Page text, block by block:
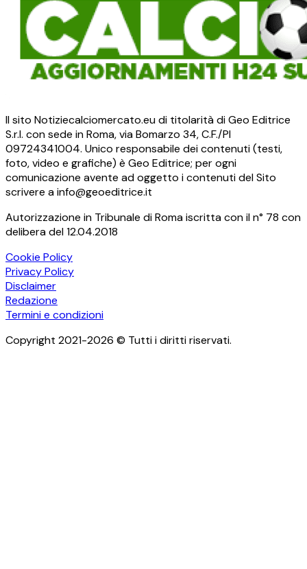
Il sito Notiziecalciomercato.eu di titolarità di Geo Editrice
S.r.l. con sede in Roma, via Bomarzo 34, C.F./PI
09724341004. Unico responsabile dei contenuti (testi,
foto, video e grafiche) è Geo Editrice; per ogni
comunicazione avente ad oggetto i contenuti del Sito
scrivere a info@geoeditrice.it
Autorizzazione in Tribunale di Roma iscritta con il n° 78 con
delibera del 12.04.2018
Cookie Policy
Privacy Policy
Disclaimer
Redazione
Termini e condizioni
Copyright 2021-2026 © Tutti i diritti riservati.